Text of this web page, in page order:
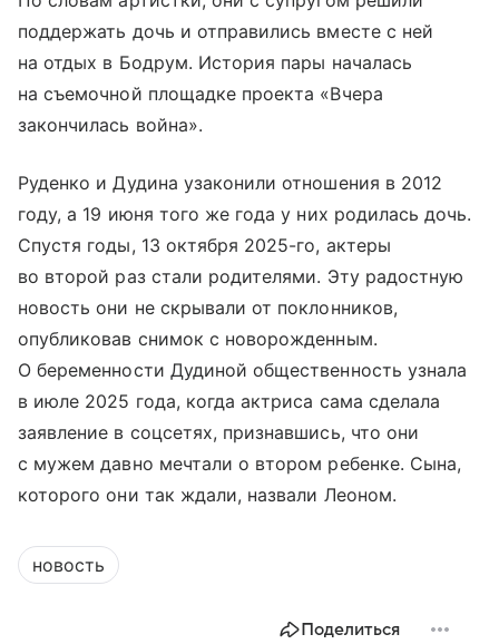
поддержать дочь и отправились вместе с ней
на отдых в Бодрум. История пары началась
на съемочной площадке проекта «Вчера
закончилась война».
Руденко и Дудина узаконили отношения в 2012
году, а 19 июня того же года у них родилась дочь.
Спустя годы, 13 октября 2025-го, актеры
во второй раз стали родителями. Эту радостную
новость они не скрывали от поклонников,
опубликовав снимок с новорожденным.
О беременности Дудиной общественность узнала
в июле 2025 года, когда актриса сама сделала
заявление в соцсетях, признавшись, что они
с мужем давно мечтали о втором ребенке. Сына,
которого они так ждали, назвали Леоном.
новость
Поделиться